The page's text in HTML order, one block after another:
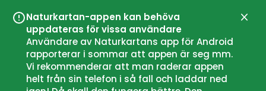
Naturkartan-appen kan behöva
uppdateras för vissa användare
Användare av Naturkartans app för Android
rapporterar i sommar att appen är seg mm.
Vi rekommenderar att man raderar appen
helt från sin telefon i så fall och laddar ned